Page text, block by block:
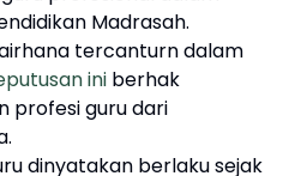
Madrasah.
tercanturn dalam
ini berhak
profesi guru dari
dinyatakan berlaku sejak